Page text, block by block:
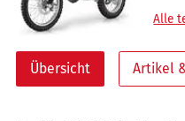
Alle
Übersicht Artikel